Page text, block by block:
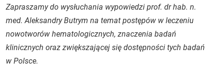
Zapraszamy do wysłuchania wypowiedzi prof. dr hab. n.
med. Aleksandry Butrym na temat postępów w leczeniu
nowotworów hematologicznych, znaczenia badań
klinicznych oraz zwiększającej się dostępności tych badań
w Polsce.